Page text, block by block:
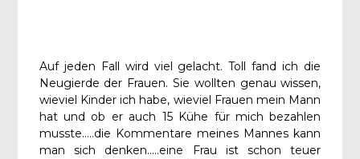
Auf jeden Fall wird viel gelacht. Toll fand ich die
Neugierde der Frauen. Sie wollten genau wissen,
wieviel Kinder ich habe, wieviel Frauen mein Mann
hat und ob er auch 15 Kühe für mich bezahlen
musste…..die Kommentare meines Mannes kann
man sich denken…..eine Frau ist schon teuer